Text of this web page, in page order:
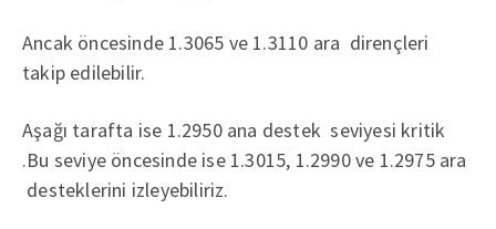
Ancak öncesinde 1.3065 ve 1.3110 ara dirençleri
takip edilebilir.
Aşağı tarafta ise 1.2950 ana destek seviyesi kritik
.Bu seviye öncesinde ise 1.3015, 1.2990 ve 1.2975 ara
desteklerini izleyebiliriz.